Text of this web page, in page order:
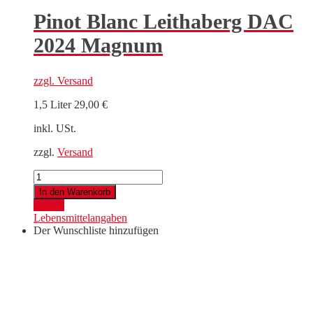
Pinot Blanc Leithaberg DAC
2024 Magnum
zzgl. Versand
1,5 Liter 29,00 €
inkl. USt.
zzgl. Versand
Pinot
Blanc
Leithaberg
DAC
2024
Magnum
In den Warenkorb
Lebensmittelangaben
Der Wunschliste hinzufügen